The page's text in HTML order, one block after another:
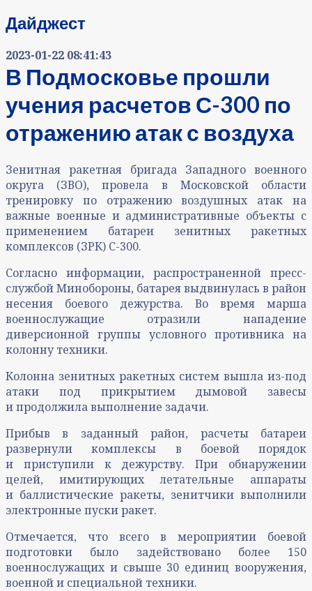
Дайджест
2023-01-22 08:41:43
В Подмосковье прошли
учения расчетов С-300 по
отражению атак с воздуха
Зенитная ракетная бригада Западного военного
округа (ЗВО), провела в Московской области
тренировку по отражению воздушных атак на
важные военные и административные объекты с
применением батареи зенитных ракетных
комплексов (ЗРК) С-300.
Согласно информации, распространенной пресс-
службой Минобороны, батарея выдвинулась в район
несения боевого дежурства. Во время марша
военнослужащие отразили нападение
диверсионной группы условного противника на
колонну техники.
Колонна зенитных ракетных систем вышла из-под
атаки под прикрытием дымовой завесы
и продолжила выполнение задачи.
Прибыв в заданный район, расчеты батареи
развернули комплексы в боевой порядок
и приступили к дежурству. При обнаружении
целей, имитирующих летательные аппараты
и баллистические ракеты, зенитчики выполнили
электронные пуски ракет.
Отмечается, что всего в мероприятии боевой
подготовки было задействовано более 150
военнослужащих и свыше 30 единиц вооружения,
военной и специальной техники.